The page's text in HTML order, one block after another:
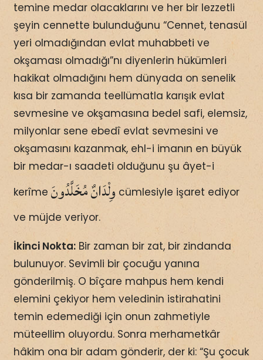
temine medar olacaklarını ve her bir lezzetli
şeyin cennette bulunduğunu “Cennet, tenasül
yeri olmadığından evlat muhabbeti ve
okşaması olmadığı”nı diyenlerin hükümleri
hakikat olmadığını hem dünyada on senelik
kısa bir zamanda teellümatla karışık evlat
sevmesine ve okşamasına bedel safi, elemsiz,
milyonlar sene ebedî evlat sevmesini ve
okşamasını kazanmak, ehl-i imanın en büyük
bir medar-ı saadeti olduğunu şu âyet-i
kerîme وِلْدَانٌ مُخَلَّدُونَ cümlesiyle işaret ediyor
ve müjde veriyor.
İkinci Nokta:Bir zaman bir zat, bir zindanda
bulunuyor. Sevimli bir çocuğu yanına
gönderilmiş. O bîçare mahpus hem kendi
elemini çekiyor hem veledinin istirahatini
temin edemediği için onun zahmetiyle
müteellim oluyordu. Sonra merhametkâr
hâkim ona bir adam gönderir, der ki: “Şu çocuk